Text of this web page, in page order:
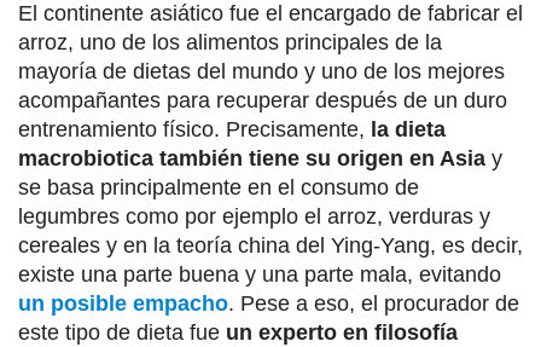
El continente asiático fue el encargado de fabricar el
arroz, uno de los alimentos principales de la
mayoría de dietas del mundo y uno de los mejores
acompañantes para recuperar después de un duro
entrenamiento físico. Precisamente, la dieta
macrobiotica también tiene su origen en Asia y
se basa principalmente en el consumo de
legumbres como por ejemplo el arroz, verduras y
cereales y en la teoría china del Ying-Yang, es decir,
existe una parte buena y una parte mala, evitando
un posible empacho. Pese a eso, el procurador de
este tipo de dieta fue un experto en filosofía